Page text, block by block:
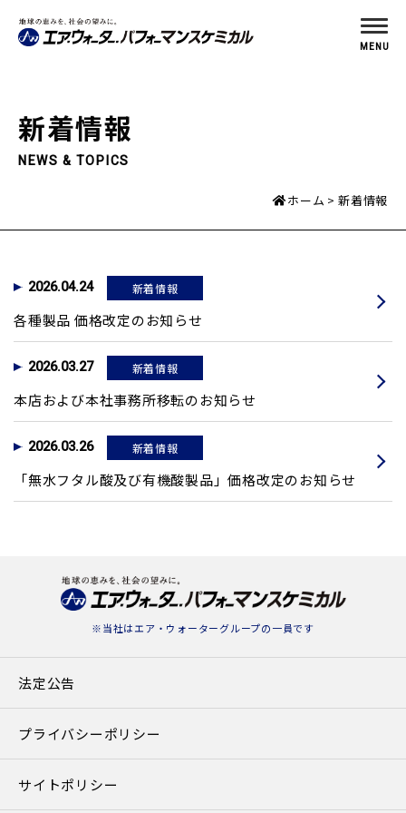
MENU
新着情報
NEWS & TOPICS
ホーム 新着情報
2026.04.24 新着情報
各種製品 価格改定のお知らせ
2026.03.27 新着情報
本店および本社事務所移転のお知らせ
2026.03.26 新着情報
「無水フタル酸及び有機酸製品」価格改定のお知らせ
※当社はエア・ウォーターグループの一員です
法定公告
プライバシーポリシー
サイトポリシー